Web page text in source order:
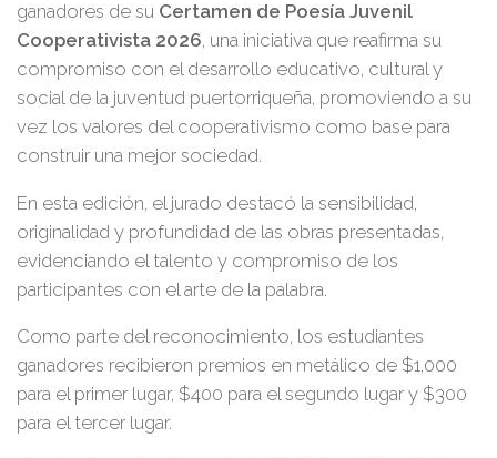
ganadores de su Certamen de Poesía Juvenil
Cooperativista 2026, una iniciativa que reafirma su
compromiso con el desarrollo educativo, cultural y
social de la juventud puertorriqueña, promoviendo a su
vez los valores del cooperativismo como base para
construir una mejor sociedad.
En esta edición, el jurado destacó la sensibilidad,
originalidad y profundidad de las obras presentadas,
evidenciando el talento y compromiso de los
participantes con el arte de la palabra.
Como parte del reconocimiento, los estudiantes
ganadores recibieron premios en metálico de $1,000
para el primer lugar, $400 para el segundo lugar y $300
para el tercer lugar.